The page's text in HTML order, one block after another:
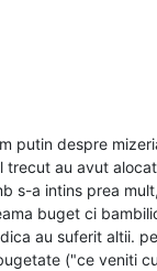
putin despre
trecut au avut
s-a intins prea
buget ci
au suferit altii.
("ce veniti